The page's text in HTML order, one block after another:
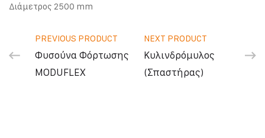
Διάμετρος 2500 mm
PREVIOUS PRODUCT
Φυσούνα Φόρτωσης
MODUFLEX
NEXT PRODUCT
Κυλινδρόμυλος
(Σπαστήρας)